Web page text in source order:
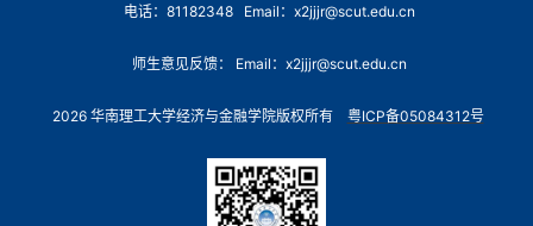
电话：81182348 Email：x2jjjr@scut.edu.cn
师生意见反馈： Email：x2jjjr@scut.edu.cn
2026 华南理工大学经济与金融学院版权所有 粤ICP备05084312号